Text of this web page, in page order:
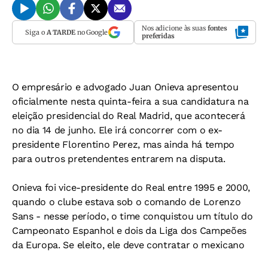
Siga o A TARDEno Google Nos adicione às suas fontes
preferidas
O empresário e advogado Juan Onieva apresentou
oficialmente nesta quinta-feira a sua candidatura na
eleição presidencial do Real Madrid, que acontecerá
no dia 14 de junho. Ele irá concorrer com o ex-
presidente Florentino Perez, mas ainda há tempo
para outros pretendentes entrarem na disputa.
Onieva foi vice-presidente do Real entre 1995 e 2000,
quando o clube estava sob o comando de Lorenzo
Sans - nesse período, o time conquistou um título do
Campeonato Espanhol e dois da Liga dos Campeões
da Europa. Se eleito, ele deve contratar o mexicano